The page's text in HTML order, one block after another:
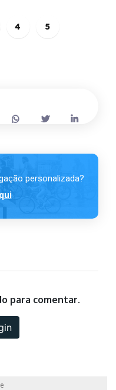
4 5
personalizada?
para comentar.